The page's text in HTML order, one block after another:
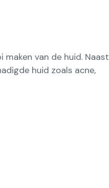
van de huid. Naast
huid zoals acne,